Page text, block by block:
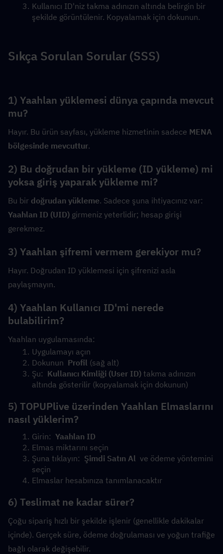
Kullanıcı ID'niz takma adınızın altında belirgin bir
şekilde görüntülenir. Kopyalamak için dokunun.
Sıkça Sorulan Sorular (SSS)
1) Yaahlan yüklemesi dünya çapında mevcut
mu?
Hayır. Bu ürün sayfası, yükleme hizmetinin sadece MENA
bölgesinde mevcuttur.
2) Bu doğrudan bir yükleme (ID yükleme) mi
yoksa giriş yaparak yükleme mi?
Bu bir doğrudan yükleme
Yaahlan ID (UID) girmeniz yeterlidir; hesap girişi
gerekmez.
3) Yaahlan şifremi vermem gerekiyor mu?
Hayır. Doğrudan ID yüklemesi için şifrenizi asla
paylaşmayın.
4) Yaahlan Kullanıcı ID'mi nerede
bulabilirim?
Yaahlan uygulamasında:
Uygulamayı açın
Dokunun Profil (sağ alt)
Şu: Kullanıcı Kimliği (User ID) takma adınızın
altında gösterilir (kopyalamak için dokunun)
5) TOPUPlive üzerinden Yaahlan Elmaslarını
nasıl yüklerim?
Girin: Yaahlan ID
Elmas miktarını seçin
Şuna tıklayın: Şimdi Satın Al
  ve ödeme yöntemini
seçin
Elmaslar hesabınıza tanımlanacaktır
6) Teslimat ne kadar sürer?
Çoğu sipariş hızlı bir şekilde işlenir (genellikle dakikalar
içinde). Gerçek süre, ödeme doğrulaması ve yoğun trafiğe
bağlı olarak değişebilir.